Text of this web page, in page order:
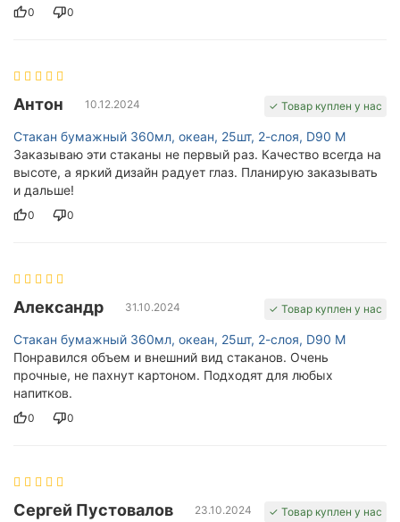
0 0
Антон 10.12.2024 ✓ Товар куплен у нас
Стакан бумажный 360мл, океан, 25шт, 2-слоя, D90 M
Заказываю эти стаканы не первый раз. Качество всегда на
высоте, а яркий дизайн радует глаз. Планирую заказывать
и дальше!
0 0
Александр 31.10.2024 ✓ Товар куплен у нас
Стакан бумажный 360мл, океан, 25шт, 2-слоя, D90 M
Понравился объем и внешний вид стаканов. Очень
прочные, не пахнут картоном. Подходят для любых
напитков.
0 0
Сергей Пустовалов 23.10.2024 ✓ Товар куплен у нас